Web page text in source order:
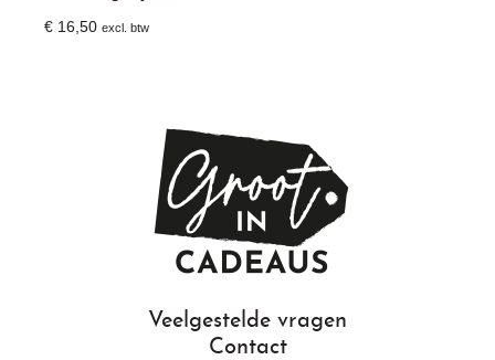
€ 16,50 excl. btw
Veelgestelde vragen
Contact